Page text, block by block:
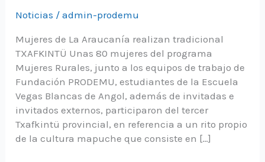
Noticias /admin-prodemu
Mujeres de La Araucanía realizan tradicional
TXAFKINTÜ Unas 80 mujeres del programa
Mujeres Rurales, junto a los equipos de trabajo de
Fundación PRODEMU, estudiantes de la Escuela
Vegas Blancas de Angol, además de invitadas e
invitados externos, participaron del tercer
Txafkintü provincial, en referencia a un rito propio
de la cultura mapuche que consiste en […]